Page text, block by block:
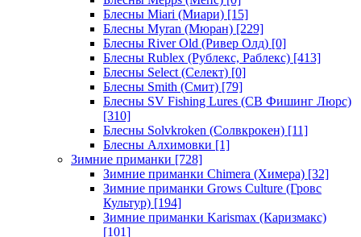
Блесны Miari (Миари) [15]
Блесны Myran (Мюран) [229]
Блесны River Old (Ривер Олд) [0]
Блесны Rublex (Рублекс, Раблекс) [413]
Блесны Select (Селект) [0]
Блесны Smith (Смит) [79]
Блесны SV Fishing Lures (СВ Фишинг Люрс)
[310]
Блесны Solvkroken (Солвкрокен) [11]
Блесны Алхимовки [1]
Зимние приманки [728]
Зимние приманки Chimera (Химера) [32]
Зимние приманки Grows Culture (Гровс
Культур) [194]
Зимние приманки Karismax (Каризмакс)
[101]